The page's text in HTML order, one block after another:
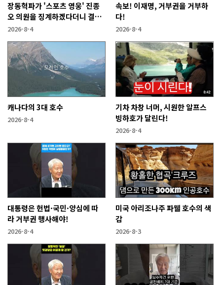
장동혁파가 '스포츠 영웅' 진종
오 의원을 징계하겠다더니 결국
···
2026-8-4
속보! 이재명, 거부권을 거부하
다!
2026-8-4
캐나다의 3대 호수
2026-8-4
기차 차창 너머, 시원한 알프스
빙하호가 달린다!
2026-8-4
대통령은 헌법·국민·양심에 따
라 거부권 행사해야!
2026-8-4
미국 아리조나주 파웰 호수의 색
감
2026-8-3